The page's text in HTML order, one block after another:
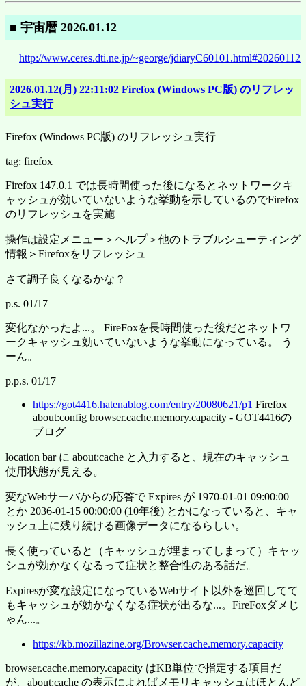
■ 宇宙暦 2026.01.12
http://www.ceres.dti.ne.jp/~george/jdiaryC60101.html#20260112
2026.01.12(月) 22:11:02 Firefox (Windows PC版) のリフレッ
シュ実行
Firefox (Windows PC版) のリフレッシュ実行
tag: firefox
Firefox 147.0.1 では長時間使った後になるとネットワークキ
ャッシュが効いていないような挙動を示しているのでFirefox
のリフレッシュを実施
操作は設定メニュー＞ヘルプ＞他のトラブルシューティング
情報＞Firefoxをリフレッシュ
さて調子良くなるかな？
p.s. 01/17
変化なかったよ...。 FireFoxを長時間使った後だとネットワ
ークキャッシュ効いていないような挙動になっている。 う
ーん。
p.p.s. 01/17
https://got4416.hatenablog.com/entry/20080621/p1 Firefox
about:config browser.cache.memory.capacity - GOT4416の
ブログ
location bar に about:cache と入力すると、現在のキャッシュ
使用状態が見える。
変なWebサーバからの応答で Expires が 1970-01-01 09:00:00
とか 2036-01-15 00:00:00 (10年後) とかになっていると、キャ
ッシュ上に残り続ける画像データになるらしい。
長く使っていると（キャッシュが埋まってしまって）キャッ
シュが効かなくなるって症状と整合性のある話だ。
Expiresが変な設定になっているWebサイト以外を巡回してて
もキャッシュが効かなくなる症状が出るな...。FireFoxダメじ
ゃん...。
https://kb.mozillazine.org/Browser.cache.memory.capacity
browser.cache.memory.capacity はKB単位で指定する項目だ
が、about:cache の表示によればメモリキャッシュはほとんど